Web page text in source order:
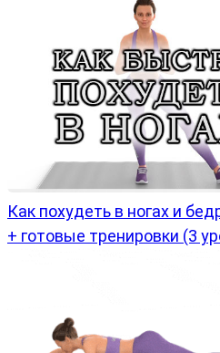
Как похудеть в ногах и
+ готовые тренировки (3